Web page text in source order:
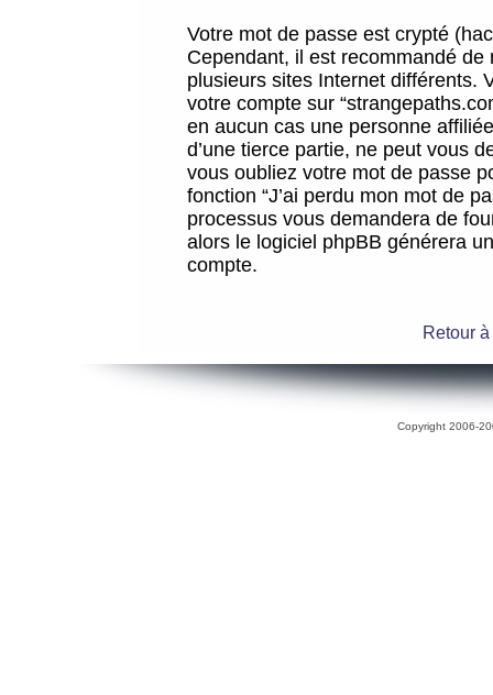
Votre mot de passe est crypté
Cependant, il est recommandé
plusieurs sites Internet différents.
votre compte sur
en aucun cas une personne
d’une tierce partie, ne peut vous
vous oubliez votre mot de passe
fonction “J’ai perdu mon mot de
processus vous demandera de
alors le logiciel phpBB générera
compte.
Retour
Copyright 2006-